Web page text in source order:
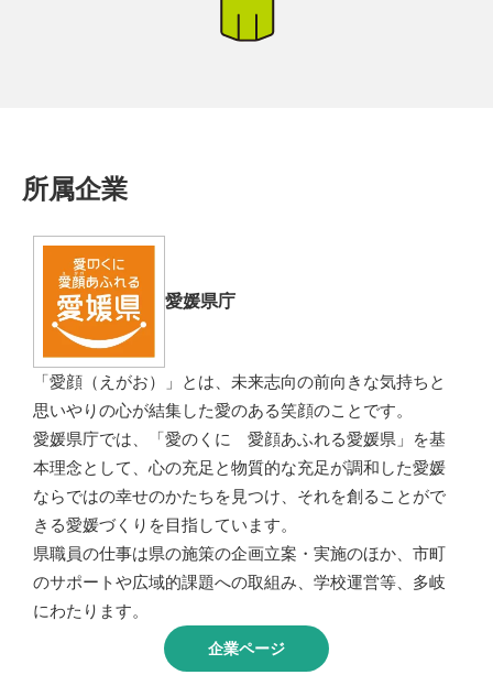
所属企業
愛媛県庁
「愛顔（えがお）」とは、未来志向の前向きな気持ちと
思いやりの心が結集した愛のある笑顔のことです。
愛媛県庁では、「愛のくに 愛顔あふれる愛媛県」を基
本理念として、心の充足と物質的な充足が調和した愛媛
ならではの幸せのかたちを見つけ、それを創ることがで
きる愛媛づくりを目指しています。
県職員の仕事は県の施策の企画立案・実施のほか、市町
のサポートや広域的課題への取組み、学校運営等、多岐
にわたります。
企業ページ